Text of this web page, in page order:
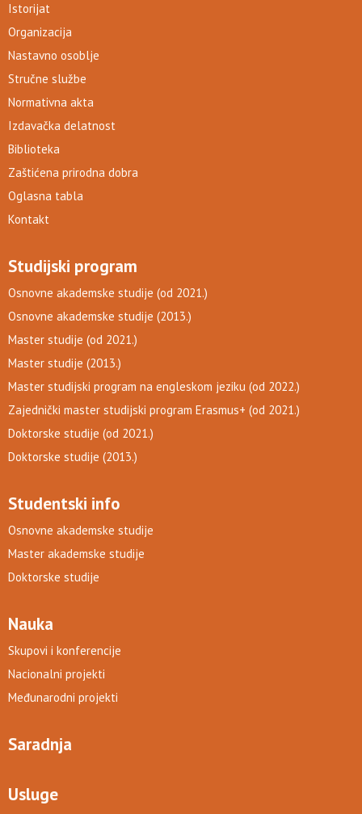
Istorijat
Organizacija
Nastavno osoblje
Stručne službe
Normativna akta
Izdavačka delatnost
Biblioteka
Zaštićena prirodna dobra
Oglasna tabla
Kontakt
Studijski program
Osnovne akademske studije (od 2021.)
Osnovne akademske studije (2013.)
Master studije (od 2021.)
Master studije (2013.)
Master studijski program na engleskom jeziku (od 2022.)
Zajednički master studijski program Erasmus+ (od 2021.)
Doktorske studije (od 2021.)
Doktorske studije (2013.)
Studentski info
Osnovne akademske studije
Master akademske studije
Doktorske studije
Nauka
Skupovi i konferencije
Nacionalni projekti
Međunarodni projekti
Saradnja
Usluge